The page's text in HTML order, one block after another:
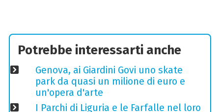
Potrebbe interessarti anche
Genova, ai Giardini Govi uno skate
park da quasi un milione di euro e
un'opera d'arte
I Parchi di Liguria e le Farfalle nel loro